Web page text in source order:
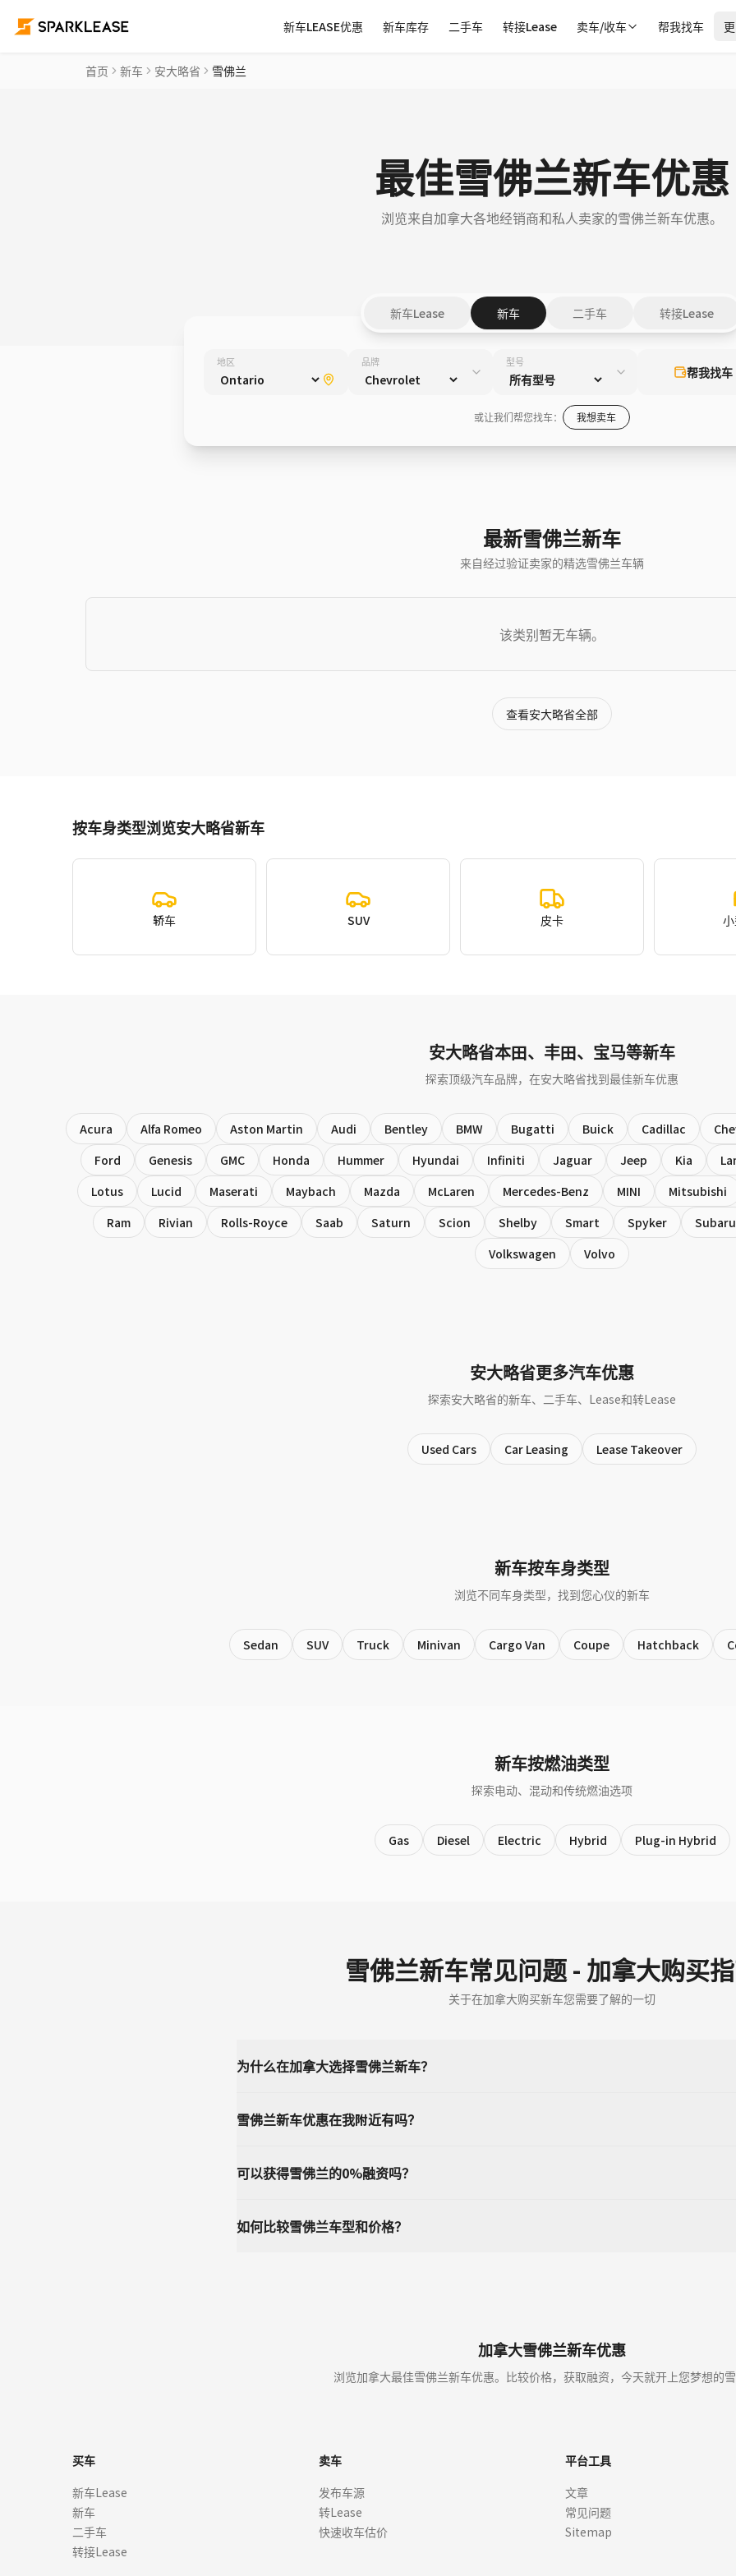
新车LEASE优惠 新车库存 二手车 转接Lease 卖车/收车 帮我找车
首页 新车 安大略省 雪佛兰
最佳雪佛兰新车优惠
浏览来自加拿大各地经销商和私人卖家的雪佛兰新车优惠。
新车Lease 新车 二手车 转接Lease
地区 品牌 型号
帮我找车
或让我们帮您找车： 我想卖车
最新雪佛兰新车
来自经过验证卖家的精选雪佛兰车辆
该类别暂无车辆。
查看安大略省全部
按车身类型浏览安大略省新车
轿车 SUV 皮卡
安大略省本田、丰田、宝马等新车
探索顶级汽车品牌，在安大略省找到最佳新车优惠
Acura Alfa Romeo Aston Martin Audi Bentley BMW Bugatti Buick Cadillac
Ford
Genesis GMC Honda Hummer Hyundai Infiniti Jaguar Jeep Kia
Lotus
Lucid Maserati Maybach Mazda McLaren Mercedes-Benz MINI
Mitsubishi
Ram
Rivian Rolls-Royce Saab Saturn Scion Shelby Smart Spyker
Subaru
Volkswagen
Volvo
安大略省更多汽车优惠
探索安大略省的新车、二手车、Lease和转Lease
Used Cars Car Leasing Lease Takeover
新车按车身类型
浏览不同车身类型，找到您心仪的新车
Sedan SUV Truck Minivan Cargo Van Coupe Hatchback
新车按燃油类型
探索电动、混动和传统燃油选项
Gas Diesel Electric Hybrid Plug-in Hybrid
雪佛兰新车常见问题 - 加拿大购买
关于在加拿大购买新车您需要了解的一切
为什么在加拿大选择雪佛兰新车？
雪佛兰新车优惠在我附近有吗？
可以获得雪佛兰的0%融资吗？
如何比较雪佛兰车型和价格？
加拿大雪佛兰新车优惠
浏览加拿大最佳雪佛兰新车优惠。比较价格，获取融资，今天就开上您梦想的
买车
新车Lease
新车
二手车
转接Lease
卖车
发布车源
转Lease
快速收车估价
平台工具
文章
常见问题
Sitemap